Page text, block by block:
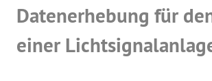
Datenerhebung für
einer